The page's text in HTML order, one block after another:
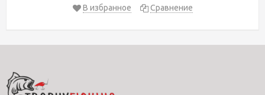
В избранное
Сравнение